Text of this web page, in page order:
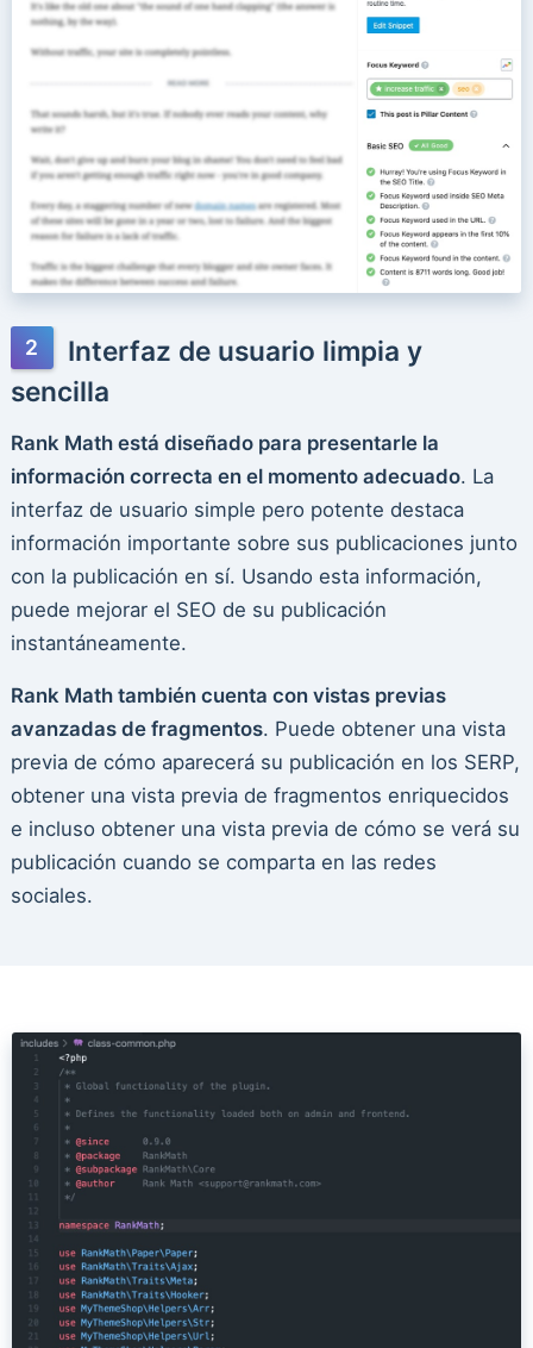
Interfaz de usuario limpia y
sencilla
Rank Math está diseñado para presentarle la
información correcta en el momento adecuado. La
interfaz de usuario simple pero potente destaca
información importante sobre sus publicaciones junto
con la publicación en sí. Usando esta información,
puede mejorar el SEO de su publicación
instantáneamente.
Rank Math también cuenta con vistas previas
avanzadas de fragmentos. Puede obtener una vista
previa de cómo aparecerá su publicación en los SERP,
obtener una vista previa de fragmentos enriquecidos
e incluso obtener una vista previa de cómo se verá su
publicación cuando se comparta en las redes
sociales.